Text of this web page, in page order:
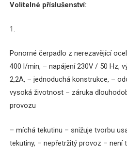
Volitelné příslušenství:
1.
Ponorné čerpadlo z nerezavějící
400 l/min, – napájení 230V / 50 Hz,
2,2A, – jednoduchá konstrukce, –
vysoká životnost – záruka
provozu
– míchá tekutinu – snižuje tvorbu
tekutiny, – nepřetržitý provoz – není